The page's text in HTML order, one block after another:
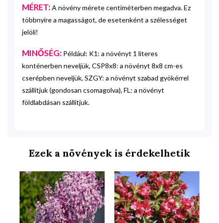
MÉRET:A növény mérete centiméterben megadva. Ez
többnyire a magasságot, de esetenként a szélességet
jelöli!
MINŐSÉG: Például: K1: a növényt 1 literes
konténerben neveljük, CSP8x8: a növényt 8x8 cm-es
cserépben neveljük, SZGY: a növényt szabad gyökérrel
szállítjuk (gondosan csomagolva), FL: a növényt
földlabdásan szállítjuk.
Ezek a növények is érdekelhetik